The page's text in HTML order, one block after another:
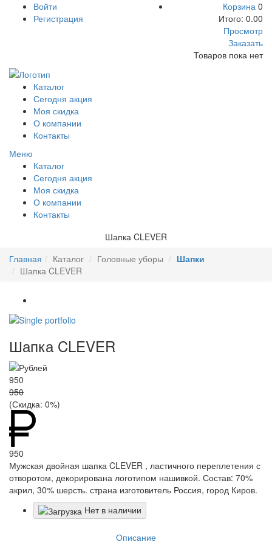
Войти
Регистрация
Корзина 0
Итого: 0.00
Просмотр
Заказать
Товаров пока нет
Каталог
Сегодня акция
Моя скидка
О компании
Контакты
Меню
Каталог
Сегодня акция
Моя скидка
О компании
Контакты
Шапка CLEVER
Главная
Каталог Головные уборы
Шапки
Шапка CLEVER
Шапка CLEVER
950
950
(Скидка: 0%)
950
Мужская двойная шапка CLEVER , ластичного переплетения с
отворотом, декорирована логотипом нашивкой. Состав: 70%
акрил, 30% шерсть. страна изготовитель Россия, город Киров.
Нет в наличии
Описание